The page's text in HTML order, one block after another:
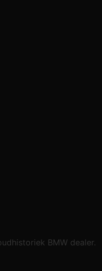
BMW dealer.